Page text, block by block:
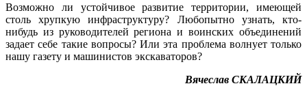
Возможно ли устойчивое развитие территории, имеющей
столь хрупкую инфраструктуру? Любопытно узнать, кто-
нибудь из руководителей региона и воинских объединений
задает себе такие вопросы? Или эта проблема волнует только
нашу газету и машинистов экскаваторов?
Вячеслав СКАЛАЦКИЙ